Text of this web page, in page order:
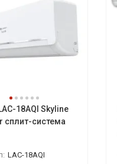
18AQI Skyline
сплит-система
LAC-18AQI